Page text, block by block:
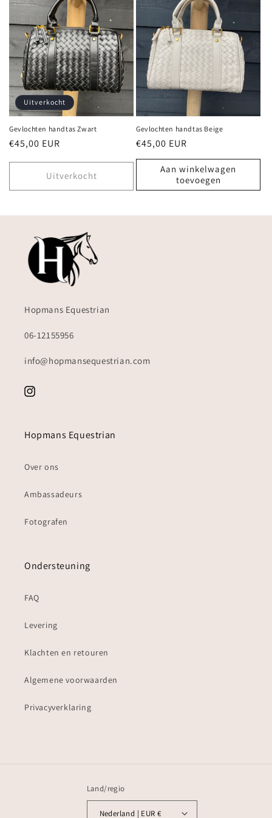
t
i
e
:
Uitverkocht
Gevlochten handtas Zwart
Normale
€45,00 EUR
Uitverkocht
Gevlochten handtas Beige
Normale
prijs
€45,00 EUR
Aan winkelwagen
toevoegen
Hopmans Equestrian
06-12155956
info@hopmansequestrian.com
Instagram
Hopmans Equestrian
Over ons
Ambassadeurs
Fotografen
Ondersteuning
FAQ
Levering
Klachten en retouren
Algemene voorwaarden
Privacyverklaring
Land/regio
Nederland | EUR €